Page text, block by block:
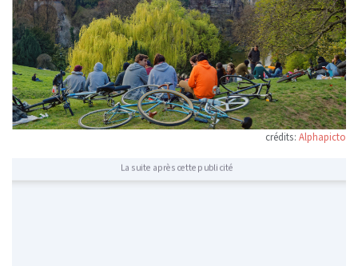
crédits : Alphapicto
La suite après cette publicité